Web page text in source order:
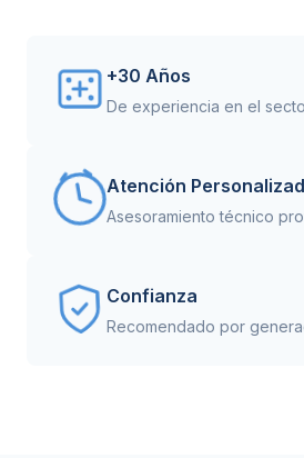
+30 Años
De experiencia en el
Atención
Asesoramiento técnico
Confianza
Recomendado por